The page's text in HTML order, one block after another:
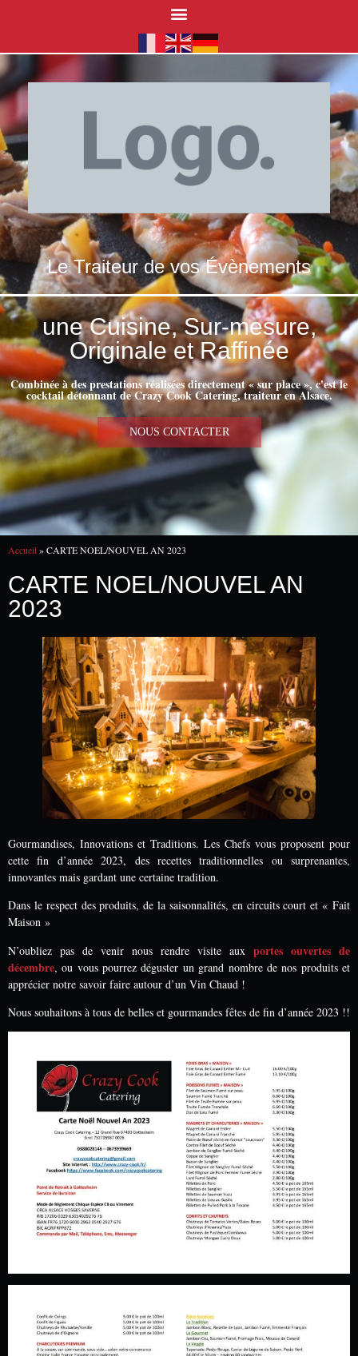
Le Traiteur de vos Évènements
une Cuisine, Sur-mesure,
Originale et Raffinée
Combinée à des prestations réalisées directement « sur place », c'est le
cocktail détonnant de Crazy Cook Catering, traiteur en Alsace.
NOUS CONTACTER
Accueil»CARTE NOEL/NOUVEL AN 2023
CARTE NOEL/NOUVEL AN
2023
Gourmandises, Innovations et Traditions. Les Chefs vous proposent pour
cette fin d’année 2023, des recettes traditionnelles ou surprenantes,
innovantes mais gardant une certaine tradition.
Dans le respect des produits, de la saisonnalités, en circuits court et « Fait
Maison »
N’oubliez pas de venir nous rendre visite aux portes ouvertes de
décembre, ou vous pourrez déguster un grand nombre de nos produits et
apprécier notre savoir faire autour d’un Vin Chaud !
Nous souhaitons à tous de belles et gourmandes fêtes de fin d’année 2023 !!